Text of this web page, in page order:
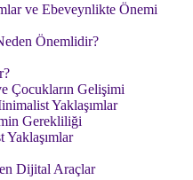
ve Ebeveynlikte Önemi
Önemlidir?
Çocukların Gelişimi
Yaklaşımlar
Gerekliliği
Yaklaşımlar
Dijital Araçlar